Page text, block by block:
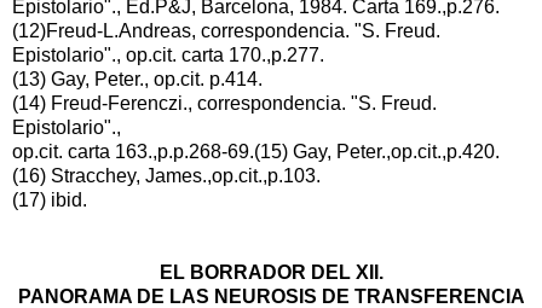
Epistolario"., Ed.P&J, Barcelona, 1984. Carta 169.,p.276.
(12)Freud-L.Andreas, correspondencia. "S. Freud.
Epistolario"., op.cit. carta 170.,p.277.
(13) Gay, Peter., op.cit. p.414.
(14) Freud-Ferenczi., correspondencia. "S. Freud.
Epistolario".,
op.cit. carta 163.,p.p.268-69.(15) Gay, Peter.,op.cit.,p.420.
(16) Stracchey, James.,op.cit.,p.103.
(17) ibid.
EL BORRADOR DEL XII.
PANORAMA DE LAS NEUROSIS DE TRANSFERENCIA